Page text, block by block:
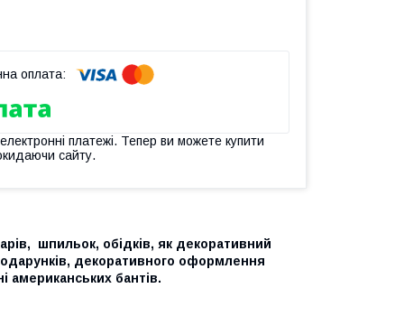
платежі. Тепер ви можете купити
сайту.
шпильок, обідків, як декоративний
декоративного оформлення
американських бантів.